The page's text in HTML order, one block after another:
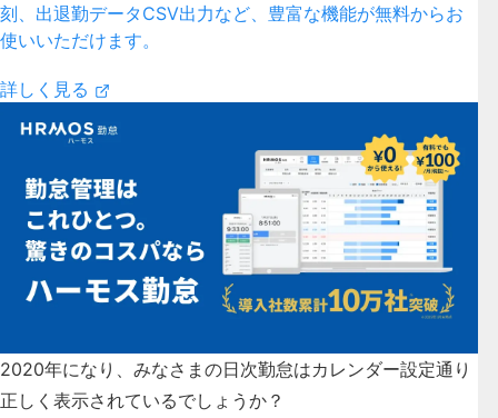
刻、出退勤データCSV出力など、豊富な機能が無料からお
使いいただけます。
詳しく見る
2020年になり、みなさまの日次勤怠はカレンダー設定通り
正しく表示されているでしょうか？